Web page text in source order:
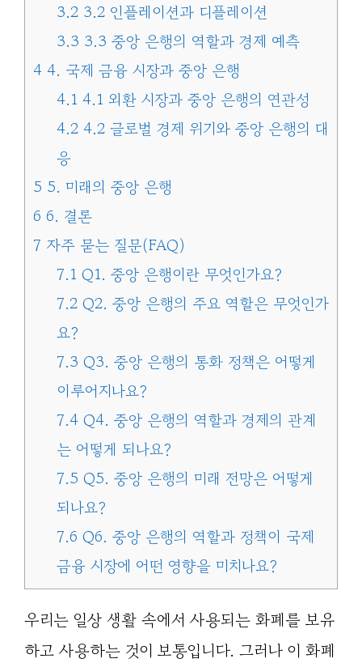
3.23.2 인플레이션과 디플레이션
3.3 3.3 중앙 은행의 역할과 경제 예측
4 4. 국제 금융 시장과 중앙 은행
4.1 4.1 외환 시장과 중앙 은행의 연관성
4.24.2 글로벌 경제 위기와 중앙 은행의 대
응
5 5. 미래의 중앙 은행
6 6. 결론
7 자주 묻는 질문(FAQ)
7.1 Q1. 중앙 은행이란 무엇인가요?
7.2Q2. 중앙 은행의 주요 역할은 무엇인가
요?
7.3 Q3. 중앙 은행의 통화 정책은 어떻게
이루어지나요?
7.4Q4. 중앙 은행의 역할과 경제의 관계
는 어떻게 되나요?
7.5 Q5. 중앙 은행의 미래 전망은 어떻게
되나요?
7.6 Q6. 중앙 은행의 역할과 정책이 국제
금융 시장에 어떤 영향을 미치나요?
우리는 일상 생활 속에서 사용되는 화폐를 보유
하고 사용하는 것이 보통입니다. 그러나 이 화폐